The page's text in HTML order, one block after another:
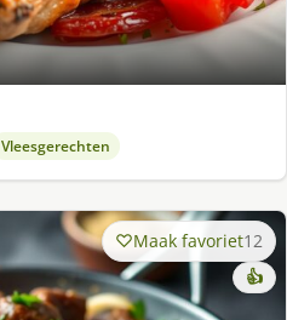
Vleesgerechten
Maak favoriet12
👍